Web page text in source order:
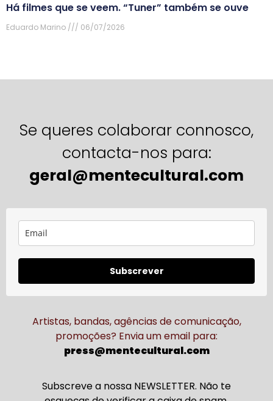
Há filmes que se veem. “Tuner” também se ouve
Eduardo Marino 06/07/2026
Se queres colaborar connosco,
contacta-nos para:
geral@mentecultural.com
Subscrever
Artistas, bandas, agências de comunicação,
promoções? Envia um email para:
press@mentecultural.com
Subscreve a nossa NEWSLETTER. Não te